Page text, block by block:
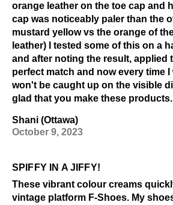
orange leather on the toe cap and
cap was noticeably paler than the
mustard yellow vs the orange of
leather) I tested some of this on a
and after noting the result, applied
perfect match and now every time I
won't be caught up on the visible
glad that you make these
Shani (Ottawa)
October 9, 2023
SPIFFY IN A JIFFY!
These vibrant colour creams
vintage platform F-Shoes. My